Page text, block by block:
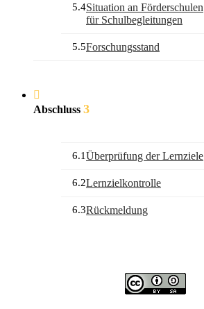
5.4Situation an Förderschulen
für Schulbegleitungen
5.5Forschungsstand
Abschluss 3
6.1Überprüfung der Lernziele
6.2Lernzielkontrolle
6.3Rückmeldung